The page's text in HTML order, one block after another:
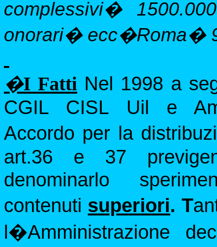
complessivi�
onorari� ecc�Roma�
�I Fatti Nel 1998 a
CGIL CISL Uil e
Accordo per la
art.36 e 37
denominarlo
contenuti superiori. T
l�Amministrazione